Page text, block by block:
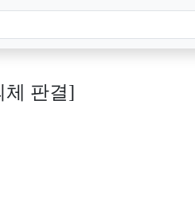
체 판결]